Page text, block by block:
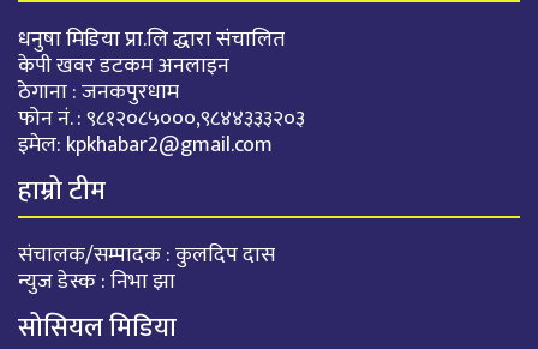
धनुषा मिडिया प्रा.लि द्धारा संचालित
केपी खवर डटकम अनलाइन
ठेगाना : जनकपुरधाम
फोन नं. : ९८१२०८५०००,९८४४३३३२०३
इमेल: kpkhabar2@gmail.com
हाम्रो टीम
संचालक/सम्पादक : कुलदिप दास
न्युज डेस्क : निभा झा
सोसियल मिडिया